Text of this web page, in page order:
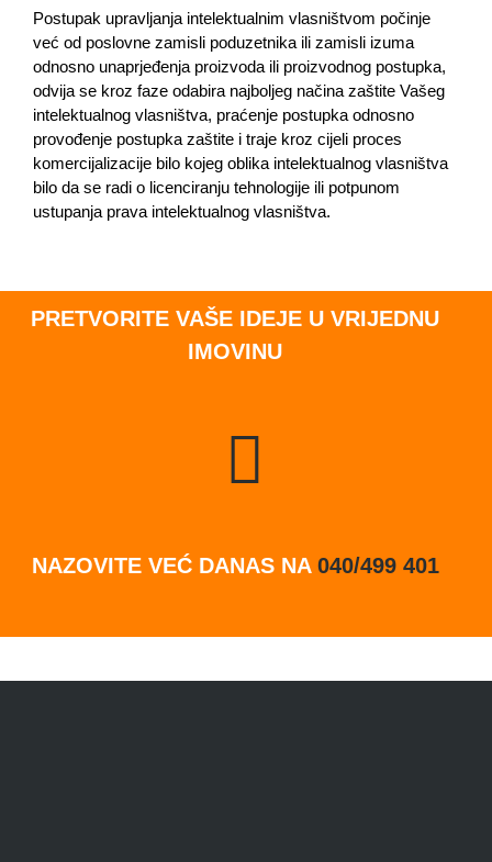
Postupak upravljanja intelektualnim vlasništvom počinje
već od poslovne zamisli poduzetnika ili zamisli izuma
odnosno unaprjeđenja proizvoda ili proizvodnog postupka,
odvija se kroz faze odabira najboljeg načina zaštite Vašeg
intelektualnog vlasništva, praćenje postupka odnosno
provođenje postupka zaštite i traje kroz cijeli proces
komercijalizacije bilo kojeg oblika intelektualnog vlasništva
bilo da se radi o licenciranju tehnologije ili potpunom
ustupanja prava intelektualnog vlasništva.
PRETVORITE VAŠE IDEJE U VRIJEDNU
IMOVINU
NAZOVITE VEĆ DANAS NA 040/499 401